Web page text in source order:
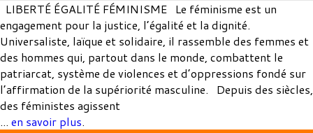
LIBERTÉ ÉGALITÉ FÉMINISME Le féminisme est un
engagement pour la justice, l’égalité et la dignité.
Universaliste, laïque et solidaire, il rassemble des femmes et
des hommes qui, partout dans le monde, combattent le
patriarcat, système de violences et d’oppressions fondé sur
l’affirmation de la supériorité masculine. Depuis des siècles,
des féministes agissent
... en savoir plus.